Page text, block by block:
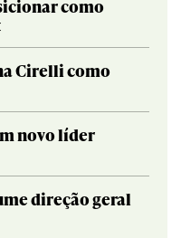
como
Cirelli como
novo líder
direção geral